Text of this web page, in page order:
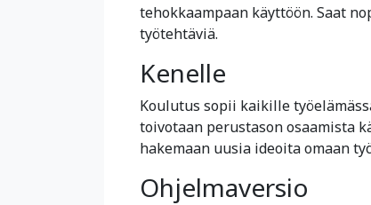
tehokkaampaan käyttöön. Saat
työtehtäviä.
Kenelle
Koulutus sopii kaikille
toivotaan perustason osaamista
hakemaan uusia ideoita omaan
Ohjelmaversio